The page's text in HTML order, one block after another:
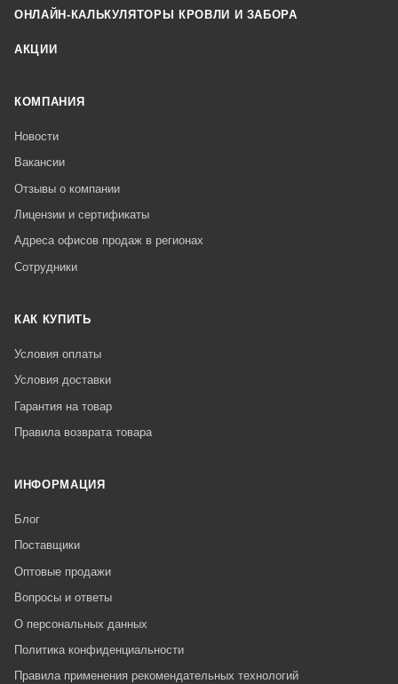
ОНЛАЙН-КАЛЬКУЛЯТОРЫ КРОВЛИ И ЗАБОРА
АКЦИИ
КОМПАНИЯ
Новости
Вакансии
Отзывы о компании
Лицензии и сертификаты
Адреса офисов продаж в регионах
Сотрудники
КАК КУПИТЬ
Условия оплаты
Условия доставки
Гарантия на товар
Правила возврата товара
ИНФОРМАЦИЯ
Блог
Поставщики
Оптовые продажи
Вопросы и ответы
О персональных данных
Политика конфиденциальности
Правила применения рекомендательных технологий